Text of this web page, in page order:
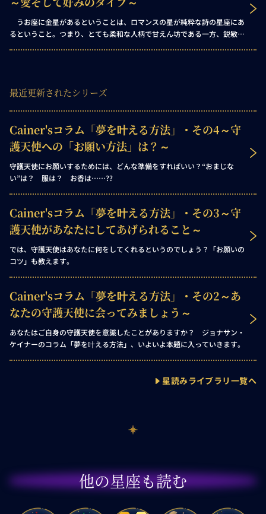
うお座に金星があるということは、ロマンスの星が純粋な詩の星座にあ
るということ。つまり、とても柔和な人柄で甘えん坊である一方、鋭敏な
最近更新されたシリーズ
Cainer'sコラム「夢を叶える方法」・その4～守
護天使への「お願い方法」は？～
守護天使にお願いするためには、どんな準備をすればいい？“おまじな
い”は？ 服は？ お香は……??
Cainer'sコラム「夢を叶える方法」・その3～守
護天使があなたにしてあげられること～
では、守護天使はあなたに何をしてくれるというのでしょう？「お願いの
コツ」も教えます。
Cainer'sコラム「夢を叶える方法」・その2～あ
なたの守護天使に会ってみましょう～
あなたはご自身の守護天使を意識したことがありますか？ ジョナサン・
ケイナーのコラム「夢を叶える方法」、いよいよ本題に入っていきます。
星読みライブラリ一覧へ
他の星座も読む